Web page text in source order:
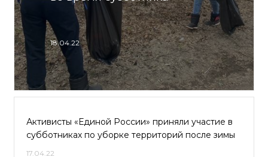
18.04.22
Активисты «Единой России» приняли участие в
субботниках по уборке территорий после зимы
17.04.22